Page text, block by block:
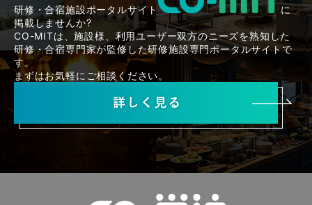
研修・合宿施設ポータルサイト
に
掲載しませんか?
CO-MITは、施設様、利用ユーザー双方のニーズを熟知した
研修・合宿専門家が監修した研修施設専門ポータルサイトで
す。
まずはお気軽にご相談ください。